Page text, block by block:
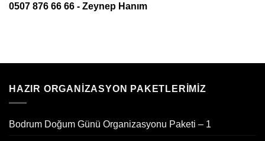
0507 876 66 66 - Zeynep Hanım
HAZIR ORGANIZASYON PAKETLERIMIZ
Bodrum Doğum Günü Organizasyonu Paketi – 1